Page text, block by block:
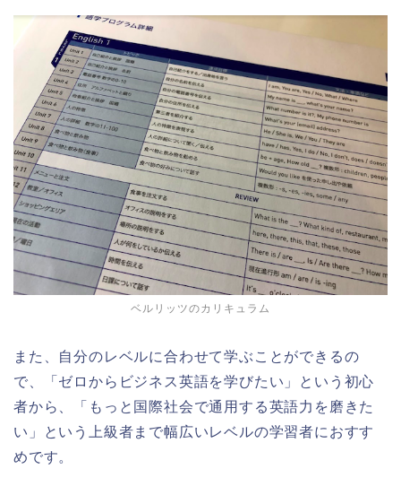
ベルリッツのカリキュラム
また、自分のレベルに合わせて学ぶことができるの
で、「ゼロからビジネス英語を学びたい」という初心
者から、「もっと国際社会で通用する英語力を磨きた
い」という上級者まで幅広いレベルの学習者におすす
めです。